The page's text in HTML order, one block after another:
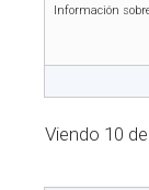
Información
Viendo 10